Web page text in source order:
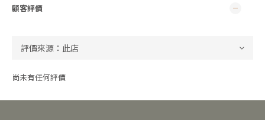
顧客評價
尚未有任何評價